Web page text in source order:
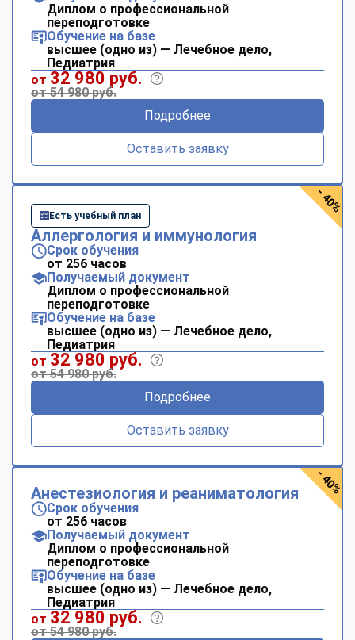
Диплом о профессиональной
переподготовке
Обучение на базе
высшее (одно из) — Лечебное дело,
Педиатрия
от 32 980 руб.
от 54 980 руб.
Подробнее
Оставить заявку
Есть учебный план
Аллергология и иммунология
Срок обучения
от 256 часов
Получаемый документ
Диплом о профессиональной
переподготовке
Обучение на базе
высшее (одно из) — Лечебное дело,
Педиатрия
от 32 980 руб.
от 54 980 руб.
Подробнее
Оставить заявку
- 40%
Анестезиология и реаниматология
Срок обучения
от 256 часов
Получаемый документ
Диплом о профессиональной
переподготовке
Обучение на базе
высшее (одно из) — Лечебное дело,
Педиатрия
от 32 980 руб.
от 54 980 руб.
- 40%